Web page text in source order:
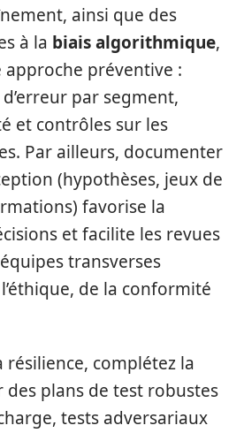
ainsi que des
à la biais algorithmique,
préventive :
par segment,
et contrôles sur les
Par ailleurs, documenter
(hypothèses, jeux de
favorise la
et facilite les revues
transverses
de la conformité
complétez la
des plans de test robustes
tests adversariaux